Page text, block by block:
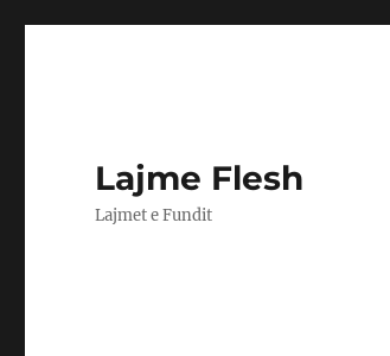
Lajme Flesh
Lajmet e Fundit